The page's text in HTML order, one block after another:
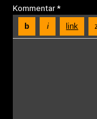
Kommentar*